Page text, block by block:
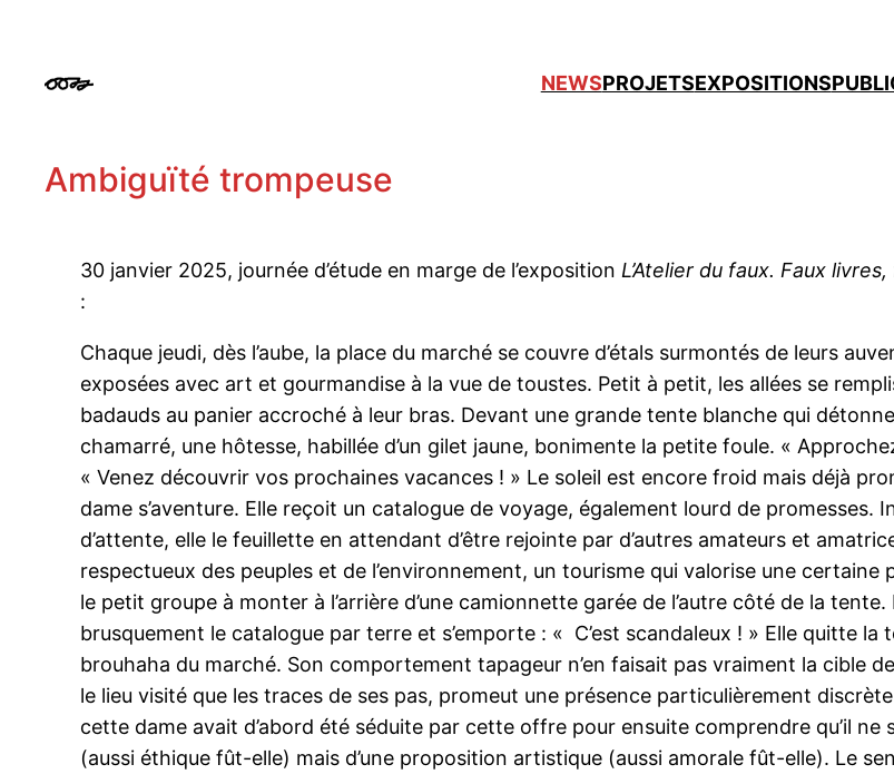
contenu
NEWSPROJETSEXPOSITIONS
Ambiguïté trompeuse
30 janvier 2025, journée d’étude en marge de l’exposition L’Atelier du faux. Faux
:
Chaque jeudi, dès l’aube, la place du marché se couvre d’étals surmontés de leurs
exposées avec art et gourmandise à la vue de toustes. Petit à petit, les allées se
badauds au panier accroché à leur bras. Devant une grande tente blanche qui
chamarré, une hôtesse, habillée d’un gilet jaune, bonimente la petite foule. «
« Venez découvrir vos prochaines vacances ! » Le soleil est encore froid mais déjà
dame s’aventure. Elle reçoit un catalogue de voyage, également lourd de promesses.
d’attente, elle le feuillette en attendant d’être rejointe par d’autres amateurs et
respectueux des peuples et de l’environnement, un tourisme qui valorise une certaine
le petit groupe à monter à l’arrière d’une camionnette garée de l’autre côté de la
brusquement le catalogue par terre et s’emporte : « C’est scandaleux ! » Elle quitte
brouhaha du marché. Son comportement tapageur n’en faisait pas vraiment la cible
le lieu visité que les traces de ses pas, promeut une présence particulièrement
cette dame avait d’abord été séduite par cette offre pour ensuite comprendre qu’il ne
(aussi éthique fût-elle) mais d’une proposition artistique (aussi amorale fût-elle). Le